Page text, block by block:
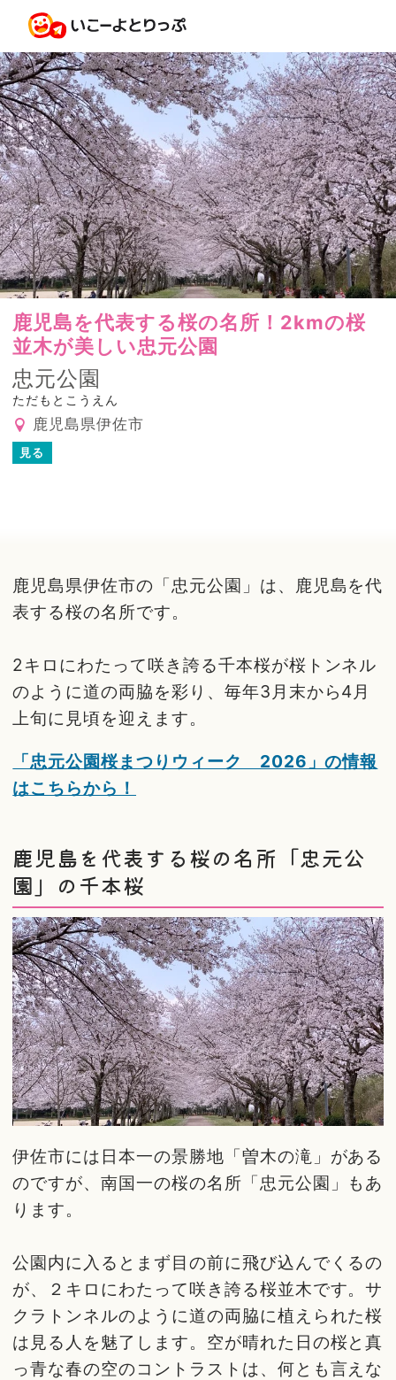
鹿児島を代表する桜の名所！2kmの桜
並木が美しい忠元公園
忠元公園
ただもとこうえん
鹿児島県伊佐市
見る
鹿児島県伊佐市の「忠元公園」は、鹿児島を代
表する桜の名所です。
2キロにわたって咲き誇る千本桜が桜トンネル
のように道の両脇を彩り、毎年3月末から4月
上旬に見頃を迎えます。
「忠元公園桜まつりウィーク 2026」の情報
はこちらから！
鹿児島を代表する桜の名所「忠元公
園」の千本桜
伊佐市には日本一の景勝地「曽木の滝」がある
のですが、南国一の桜の名所「忠元公園」もあ
ります。
公園内に入るとまず目の前に飛び込んでくるの
が、２キロにわたって咲き誇る桜並木です。サ
クラトンネルのように道の両脇に植えられた桜
は見る人を魅了します。空が晴れた日の桜と真
っ青な春の空のコントラストは、何とも言えな